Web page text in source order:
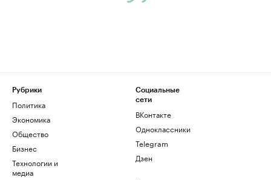
Рубрики
Политика
Экономика
Общество
Бизнес
Технологии и
медиа
Социальные
сети
ВКонтакте
Одноклассники
Telegram
Дзен